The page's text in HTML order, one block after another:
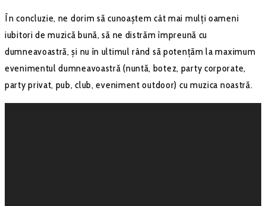
În concluzie, ne dorim să cunoaștem cât mai mulți oameni
iubitori de muzică bună, să ne distrăm împreună cu
dumneavoastră, și nu în ultimul rând să potențăm la maximum
evenimentul dumneavoastră (nuntă, botez, party corporate,
party privat, pub, club, eveniment outdoor) cu muzica noastră.